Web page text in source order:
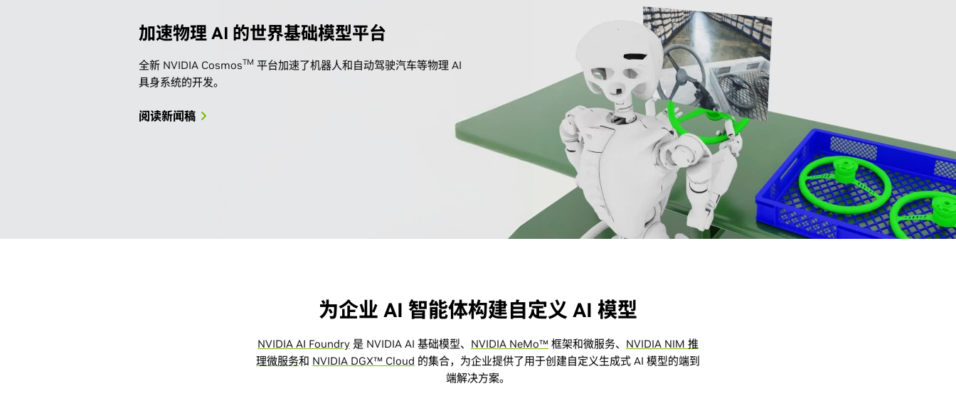
加速物理 AI 的世界基础模型平台
全新 NVIDIA CosmosTM 平台加速了机器人和自动驾驶汽车等物理 AI
具身系统的开发。
阅读新闻稿
为企业 AI 智能体构建自定义 AI 模型
NVIDIA AI Foundry 是 NVIDIA AI 基础模型、 NVIDIA NeMo™ 框架和微服务、 NVIDIA NIM 推
理微服务和 NVIDIA DGX™ Cloud 的集合，为企业提供了用于创建自定义生成式 AI 模型的端到
端解决方案。